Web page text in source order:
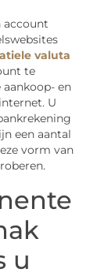
account
valuta
te
en
U
een aantal
vorm van
u